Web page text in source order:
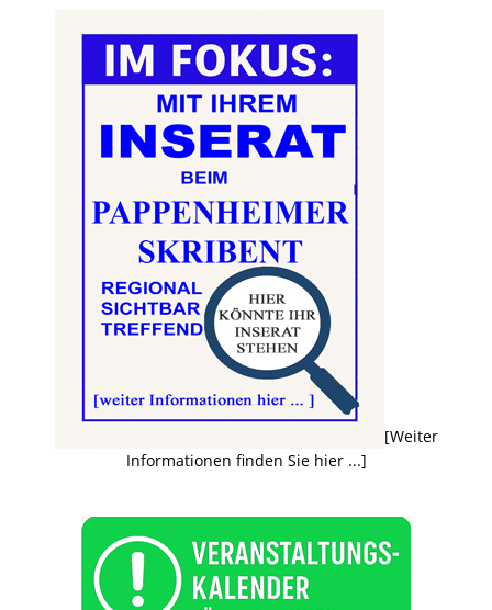
[Weiter
Informationen finden Sie hier ...]